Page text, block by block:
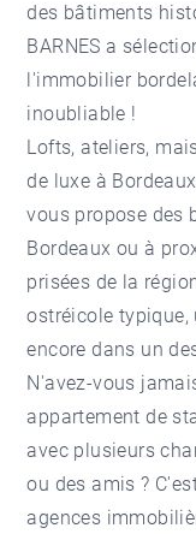
des bâtiments
BARNES a
l'immobilier
inoubliable !
Lofts, ateliers,
de luxe à
vous propose des
Bordeaux ou à
prisées de la
ostréicole typique,
encore dans un
N'avez-vous
appartement de
avec plusieurs
ou des amis ?
agences